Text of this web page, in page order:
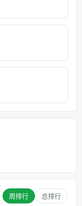
周排行 总排行